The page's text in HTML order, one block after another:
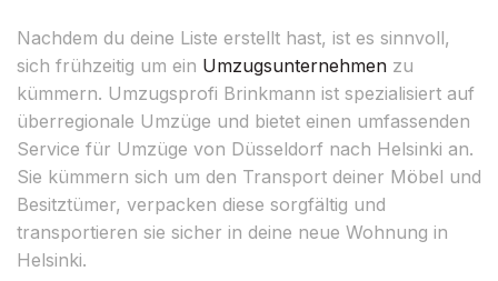
Nachdem du deine Liste erstellt hast, ist es sinnvoll,
sich frühzeitig um ein Umzugsunternehmen zu
kümmern. Umzugsprofi Brinkmann ist spezialisiert auf
überregionale Umzüge und bietet einen umfassenden
Service für Umzüge von Düsseldorf nach Helsinki an.
Sie kümmern sich um den Transport deiner Möbel und
Besitztümer, verpacken diese sorgfältig und
transportieren sie sicher in deine neue Wohnung in
Helsinki.